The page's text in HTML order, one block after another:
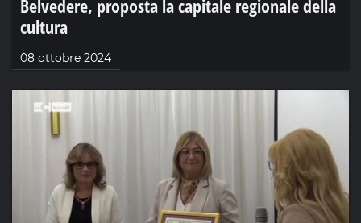
Belvedere, proposta la capitale regionale della
cultura
08 ottobre 2024